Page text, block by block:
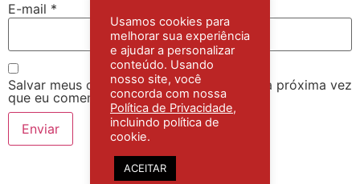
E-mail *
Salvar meus dados neste navegador para a próxima vez
que eu comentar.
Usamos cookies para
melhorar sua experiência
e ajudar a personalizar
conteúdo. Usando
nosso site, você
concorda com nossa
Política de Privacidade,
incluindo política de
cookie.
ACEITAR